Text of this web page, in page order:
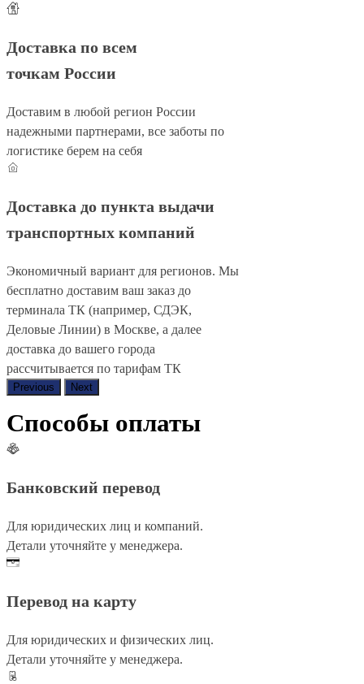
Доставка по всем
точкам России
Доставим в любой регион России
надежными партнерами, все заботы по
логистике берем на себя
Доставка до пункта выдачи
транспортных компаний
Экономичный вариант для регионов. Мы
бесплатно доставим ваш заказ до
терминала ТК (например, СДЭК,
Деловые Линии) в Москве, а далее
доставка до вашего города
рассчитывается по тарифам ТК
Previous Next
Способы оплаты
Банковский перевод
Для юридических лиц и компаний.
Детали уточняйте у менеджера.
Перевод на карту
Для юридических и физических лиц.
Детали уточняйте у менеджера.